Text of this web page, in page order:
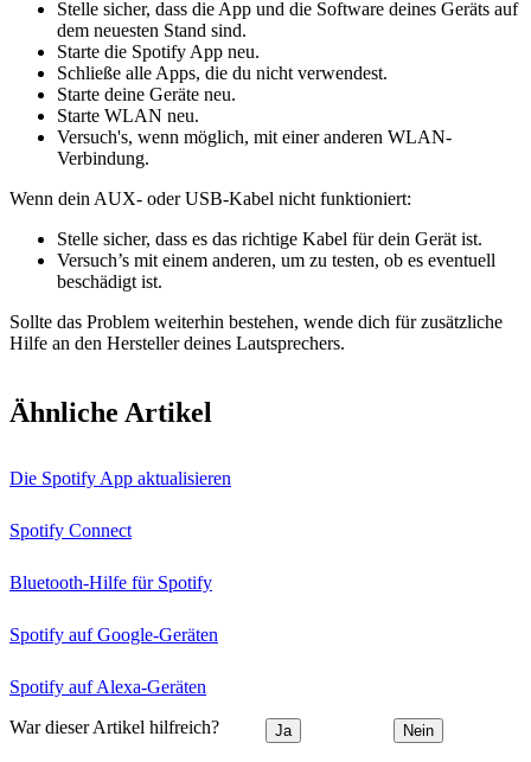
Stelle sicher, dass die App und die Software deines Geräts auf
dem neuesten Stand sind.
Starte die Spotify App neu.
Schließe alle Apps, die du nicht verwendest.
Starte deine Geräte neu.
Starte WLAN neu.
Versuch's, wenn möglich, mit einer anderen WLAN-
Verbindung.
Wenn dein AUX- oder USB-Kabel nicht funktioniert:
Stelle sicher, dass es das richtige Kabel für dein Gerät ist.
Versuch’s mit einem anderen, um zu testen, ob es eventuell
beschädigt ist.
Sollte das Problem weiterhin bestehen, wende dich für zusätzliche
Hilfe an den Hersteller deines Lautsprechers.
Ähnliche Artikel
Die Spotify App aktualisieren
Spotify Connect
Bluetooth-Hilfe für Spotify
Spotify auf Google-Geräten
Spotify auf Alexa-Geräten
War dieser Artikel hilfreich? Ja Nein